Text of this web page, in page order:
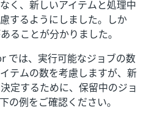
く、新しいアイテムと処理中
するようにしました。しか
ることが分かりました。
では、実行可能なジョブの数
テムの数を考慮しますが、新
定するために、保留中のジョ
の例をご確認ください。